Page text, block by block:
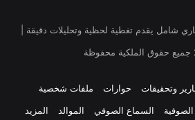
شامل يقدم تغطية لحظية وتحليلات دقيقة |
جميع حقوق الملكية محفوظة
وتحقيقات حوارات
ملفات شخصية
السماع الصوفي الموالد المزيد